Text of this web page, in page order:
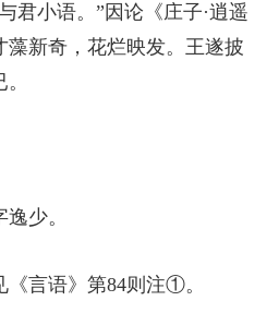
君小语。”因论《庄子·逍遥
藻新奇，花烂映发。王遂披
少。
言语》第84则注①。